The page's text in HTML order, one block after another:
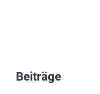
Beiträge